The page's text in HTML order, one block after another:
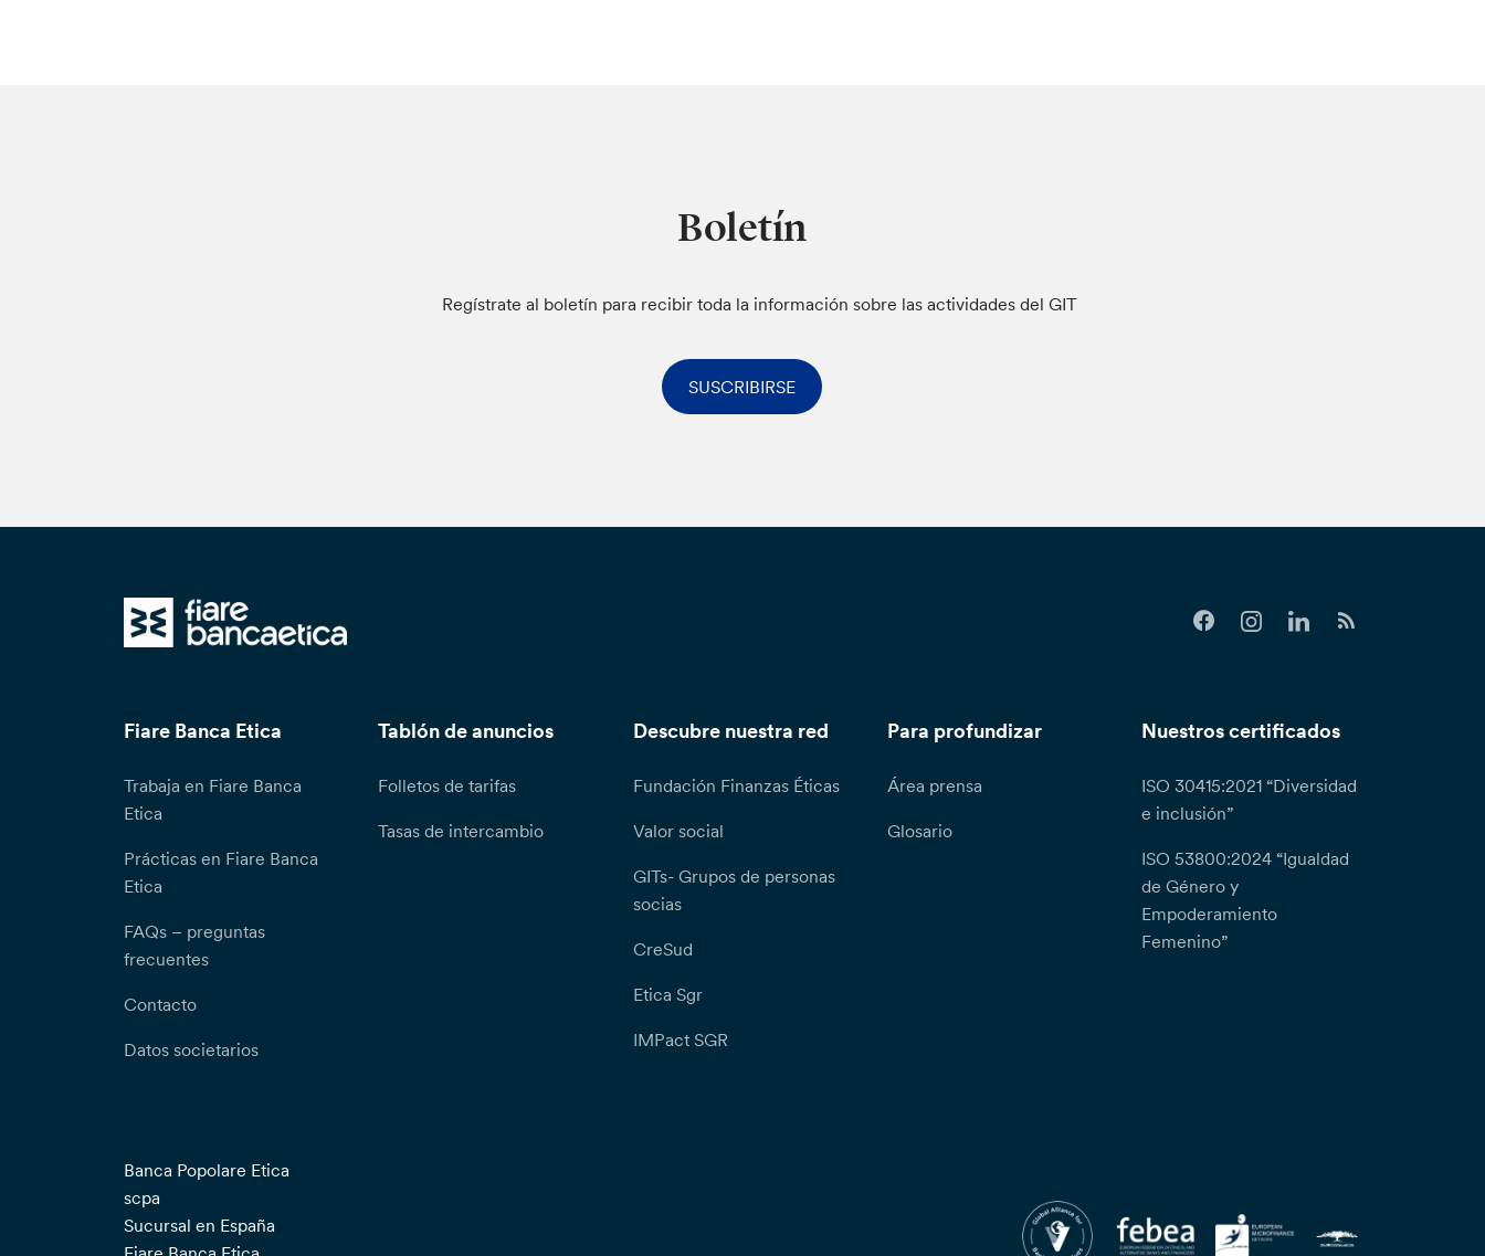
Boletín
Regístrate al boletín para recibir toda la información sobre las actividades del GIT
SUSCRIBIRSE
Fiare Banca Etica
Trabaja en Fiare Banca
Etica
Prácticas en Fiare Banca
Etica
FAQs – preguntas
frecuentes
Contacto
Datos societarios
Tablón de anuncios
Folletos de tarifas
Tasas de intercambio
Descubre nuestra red
Fundación Finanzas Éticas
Valor social
GITs- Grupos de personas
socias
CreSud
Etica Sgr
IMPact SGR
Para profundizar
Área prensa
Glosario
Nuestros certificados
ISO 30415:2021 “Diversidad
e inclusión”
ISO 53800:2024 “Igualdad
de Género y
Empoderamiento
Femenino”
Banca Popolare Etica
scpa
Sucursal en España